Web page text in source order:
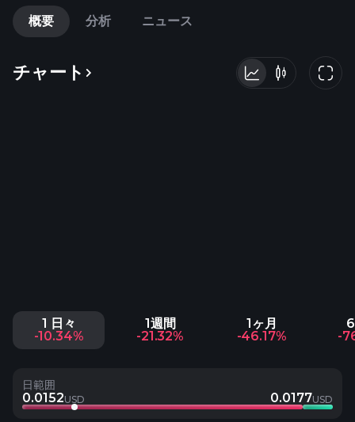
概要 分析 ニュース
チャート
1 日々
-10.34%
1週間
-21.32%
1ヶ月
-46.17%
-
日範囲
0.0152USD 0.0177USD